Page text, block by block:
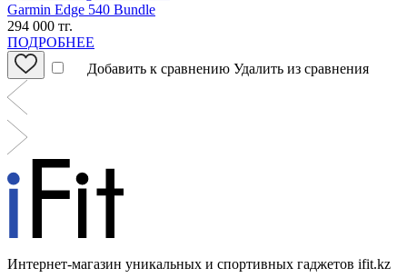
Garmin Edge 540 Bundle
294 000 тг.
ПОДРОБНЕЕ
Добавить к сравнению Удалить из сравнения
Интернет-магазин уникальных и спортивных гаджетов ifit.kz